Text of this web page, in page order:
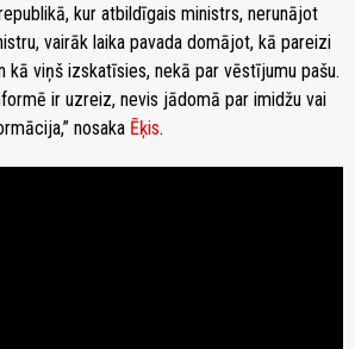
kur atbildīgais ministrs, nerunājot
vairāk laika pavada domājot, kā pareizi
kā viņš izskatīsies, nekā par vēstījumu pašu.
ir uzreiz, nevis jādomā par imidžu vai
nosaka Ēķis.